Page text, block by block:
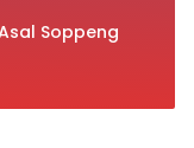
Soppeng